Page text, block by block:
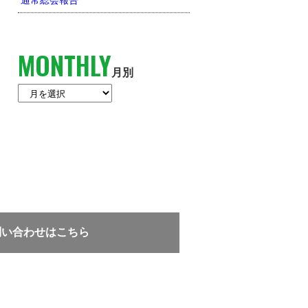
MONTHLY月別
合わせはこちら